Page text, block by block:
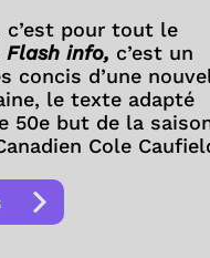
c’est pour tout le
Flash info, c’est un
concis d’une
le texte adapté
50e but de la
Cole